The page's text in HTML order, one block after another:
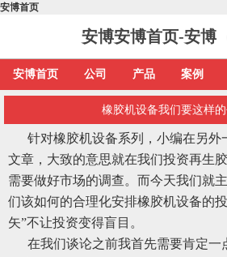
安博首页
安博安博首页-安博
安博首页 公司 产品 案例
橡胶机设备我们要这样
针对橡胶机设备系列，小编在另外
文章，大致的意思就在我们投资再生
需要做好市场的调查。而今天我们就
们该如何的合理化安排橡胶机设备的
矢”不让投资变得盲目。
在我们谈论之前我首先需要肯定一